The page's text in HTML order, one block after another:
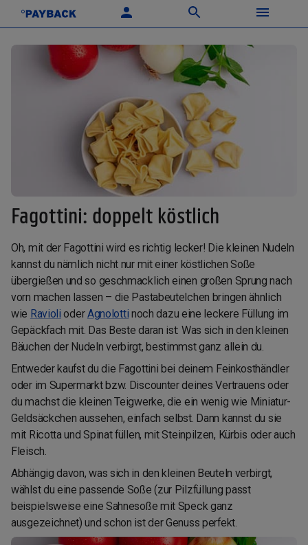
Fagottini: doppelt köstlich
Oh, mit der Fagottini wird es richtig lecker! Die kleinen Nudeln
kannst du nämlich nicht nur mit einer köstlichen Soße
übergießen und so geschmacklich einen großen Sprung nach
vorn machen lassen – die Pastabeutelchen bringen ähnlich
wie Ravioli oderAgnolotti noch dazu eine leckere Füllung im
Gepäckfach mit. Das Beste daran ist: Was sich in den kleinen
Bäuchen der Nudeln verbirgt, bestimmst ganz allein du.
Entweder kaufst du die Fagottini bei deinem Feinkosthändler
oder im Supermarkt bzw. Discounter deines Vertrauens oder
du machst die kleinen Teigwerke, die ein wenig wie Miniatur-
Geldsäckchen aussehen, einfach selbst. Dann kannst du sie
mit Ricotta und Spinat füllen, mit Steinpilzen, Kürbis oder auch
Fleisch.
Abhängig davon, was sich in den kleinen Beuteln verbirgt,
wählst du eine passende Soße (zur Pilzfüllung passt
beispielsweise eine Sahnesoße mit Speck ganz
ausgezeichnet) und schon ist der Genuss perfekt.